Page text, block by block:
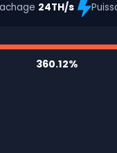
24TH/s
360.12%